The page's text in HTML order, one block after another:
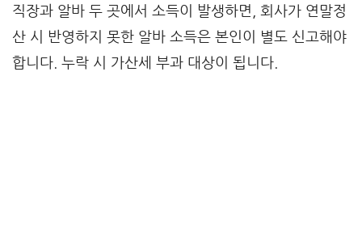
직장과 알바 두 곳에서 소득이 발생하면, 회사가 연말정
산 시 반영하지 못한 알바 소득은 본인이 별도 신고해야
합니다. 누락 시 가산세 부과 대상이 됩니다.